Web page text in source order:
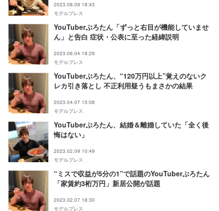
2023.08.09 18:43
モデルプレス
YouTuberぷろたん「ずっと右目が機能していませ
ん」と告白 症状・公表に至った経緯説明
2023.06.04 18:29
モデルプレス
YouTuberぷろたん、“120万円以上”覚えのないク
レカ引き落とし 不正利用疑うもまさかの結果
2023.04.07 15:08
モデルプレス
YouTuberぷろたん、結婚＆離婚していた「全く後
悔はない」
2023.02.09 10:49
モデルプレス
“ミスで収益が5分の1”で話題のYouTuberぷろたん
「家賃約3桁万円」新居公開が話題
2023.02.07 18:30
モデルプレス